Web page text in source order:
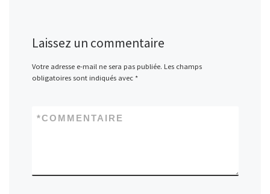
Laissez un commentaire
Votre adresse e-mail ne sera pas publiée. Les champs
obligatoires sont indiqués avec *
COMMENTAIRE
*